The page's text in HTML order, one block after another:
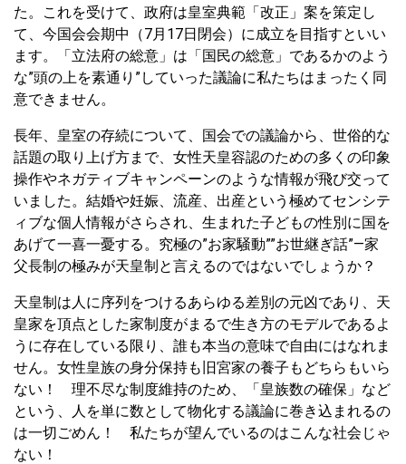
た。これを受けて、政府は皇室典範「改正」案を策定し
て、今国会会期中（7月17日閉会）に成立を目指すといい
ます。「立法府の総意」は「国民の総意」であるかのよう
な”頭の上を素通り”していった議論に私たちはまったく同
意できません。
長年、皇室の存続について、国会での議論から、世俗的な
話題の取り上げ方まで、女性天皇容認のための多くの印象
操作やネガティブキャンペーンのような情報が飛び交って
いました。結婚や妊娠、流産、出産という極めてセンシテ
ィブな個人情報がさらされ、生まれた子どもの性別に国を
あげて一喜一憂する。究極の”お家騒動””お世継ぎ話”―家
父長制の極みが天皇制と言えるのではないでしょうか？
天皇制は人に序列をつけるあらゆる差別の元凶であり、天
皇家を頂点とした家制度がまるで生き方のモデルであるよ
うに存在している限り、誰も本当の意味で自由にはなれま
せん。女性皇族の身分保持も旧宮家の養子もどちらもいら
ない！ 理不尽な制度維持のため、「皇族数の確保」など
という、人を単に数として物化する議論に巻き込まれるの
は一切ごめん！ 私たちが望んでいるのはこんな社会じゃ
ない！